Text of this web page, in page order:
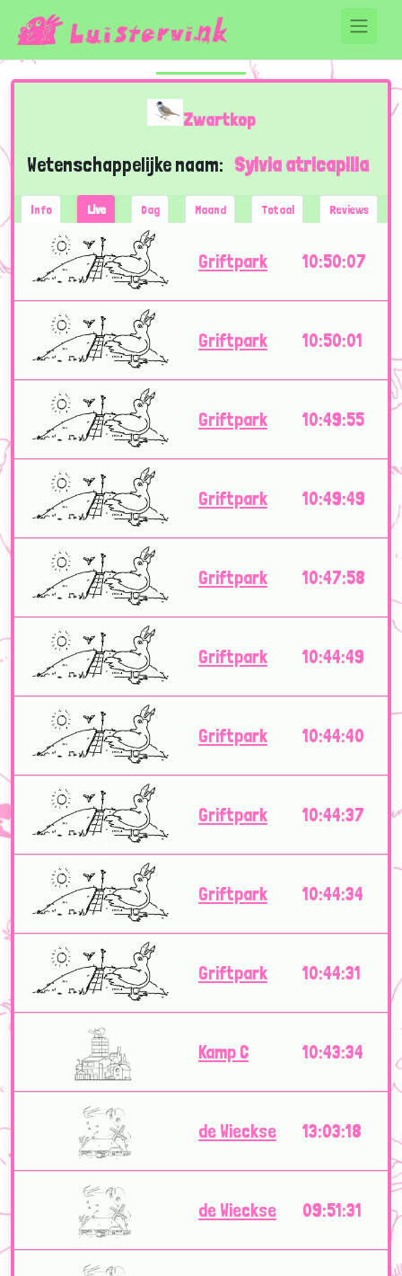
Zwartkop
Wetenschappelijke naam: Sylvia atricapilla
Info Live Dag Maand Totaal Reviews
Griftpark 10:50:07
Griftpark 10:50:01
Griftpark 10:49:55
Griftpark 10:49:49
Griftpark 10:47:58
Griftpark 10:44:49
Griftpark 10:44:40
Griftpark 10:44:37
Griftpark 10:44:34
Griftpark 10:44:31
Kamp C 10:43:34
de Wieckse 13:03:18
de Wieckse 09:51:31